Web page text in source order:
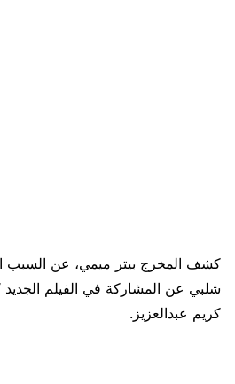
كشف المخرج بيتر ميمي، عن السبب
شلبي عن المشاركة في الفيلم الجديد
كريم عبدالعزيز.